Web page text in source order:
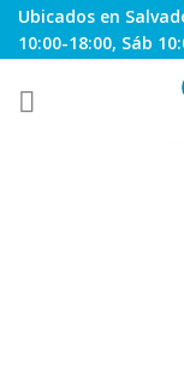
Skip
to
Ubicados en
10:00-18:00, Sáb